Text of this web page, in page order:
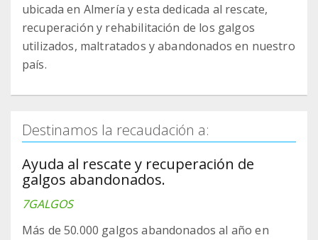
ubicada en Almería y esta dedicada al rescate,
recuperación y rehabilitación de los galgos
utilizados, maltratados y abandonados en nuestro
país.
Destinamos la recaudación a:
Ayuda al rescate y recuperación de
galgos abandonados.
7GALGOS
Más de 50.000 galgos abandonados al año en